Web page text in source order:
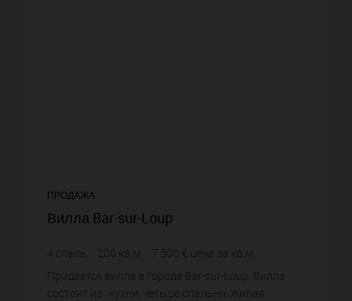
ПРОДАЖА
Вилла Bar-sur-Loup
4 спаль. 200 кв.м. 7 500 €
цена за кв.м.
Продается вилла в городе Bar-sur-Loup. Вилла
состоит из : кухни, четыре спальни. Жилая